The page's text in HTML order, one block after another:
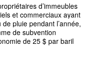
d’immeubles
et commerciaux ayant
pluie pendant l’année,
de subvention
de 25 $ par baril